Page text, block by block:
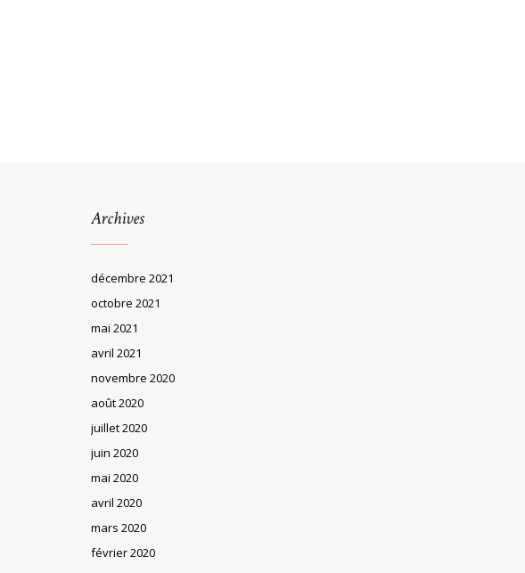
Archives
décembre 2021
octobre 2021
mai 2021
avril 2021
novembre 2020
août 2020
juillet 2020
juin 2020
mai 2020
avril 2020
mars 2020
février 2020